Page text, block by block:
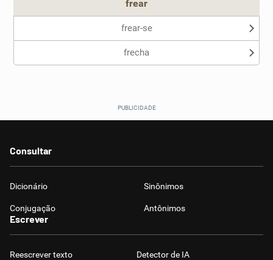
frear
frear-se
frecha
Consultar
Dicionário Sinônimos
Conjugação Antônimos
Escrever
Reescrever texto Detector de IA